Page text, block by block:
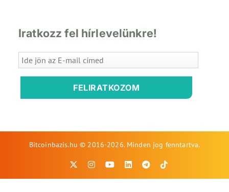
Iratkozz fel hírlevelünkre!
FELIRATKOZOM
Bitcoinbazis.hu © 2016-2026. Minden jog fenntartva.